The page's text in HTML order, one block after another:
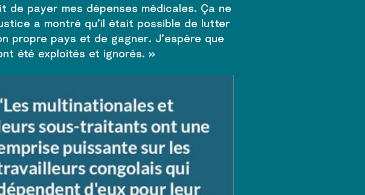
de payer mes dépenses médicales. Ça ne
a montré qu’il était possible de lutter
propre pays et de gagner. J’espère que
été exploités et ignorés. »